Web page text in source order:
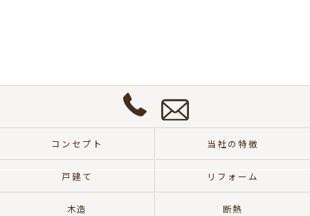
0572-
8700
合
わ
せ
は
ち
コンセプト 当社の特徴
戸建て リフォーム
木造 断熱